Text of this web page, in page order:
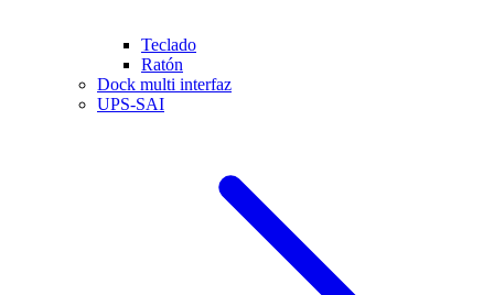
Teclado
Ratón
Dock multi interfaz
UPS-SAI